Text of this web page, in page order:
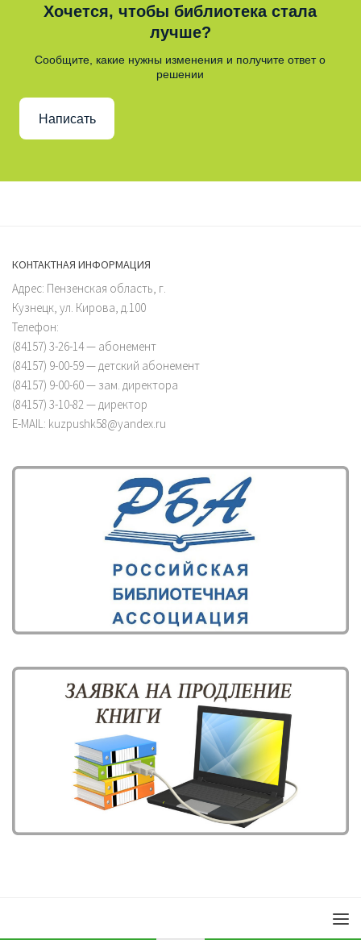
Хочется, чтобы библиотека стала
лучше?
Сообщите, какие нужны изменения и получите ответ о
решении
Написать
КОНТАКТНАЯ ИНФОРМАЦИЯ
Адрес: Пензенская область, г.
Кузнецк, ул. Кирова, д.100
Телефон:
(84157) 3-26-14 — абонемент
(84157) 9-00-59 — детский абонемент
(84157) 9-00-60 — зам. директора
(84157) 3-10-82 — директор
E-MAIL: kuzpushk58@yandex.ru